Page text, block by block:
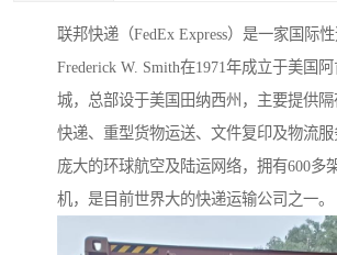
联邦快递（FedEx Express）是一家国际
Frederick W. Smith在1971年成立于美国
城，总部设于美国田纳西州，主要提供
快递、重型货物运送、文件复印及物流
庞大的环球航空及陆运网络，拥有600多
机，是目前世界大的快递运输公司之一。